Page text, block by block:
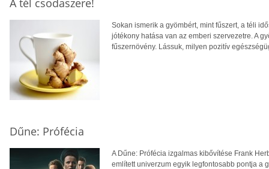
A tél csodaszere!
Sokan ismerik a gyömbért, mint fűszert, a téli
jótékony hatása van az emberi szervezetre. A
fűszernövény. Lássuk, milyen pozitív
Dűne: Prófécia
A Dűne: Prófécia izgalmas kibővítése Frank
említett univerzum egyik legfontosabb pontja a